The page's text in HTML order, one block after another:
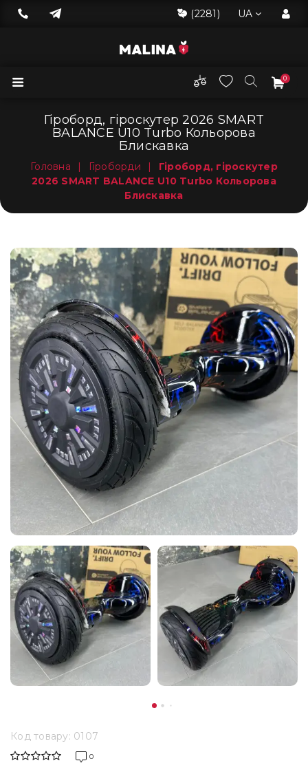
(2281) UA
0
Гіроборд, гіроскутер 2026 SMART
BALANCE U10 Turbo Кольорова
Блискавка
Головна | Гіроборди |
Гіроборд, гіроскутер
2026 SMART BALANCE U10 Turbo Кольорова
Блискавка
Код товару: 0107
0